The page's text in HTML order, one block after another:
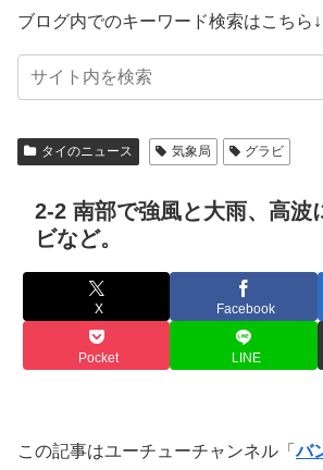
ブログ内でのキーワード検索はこちら↓
タイのニュース 気象局 グラビ
2-2 南部で強風と大雨、高波
ビなど。
X Facebook
Pocket LINE
この記事はユーチューチャンネル「バ